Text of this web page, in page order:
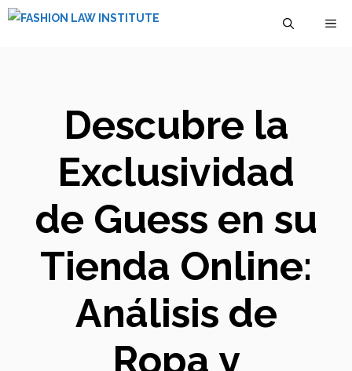
Saltar
Descubre la
Exclusividad
de Guess en su
Tienda Online:
Análisis de
Ropa y